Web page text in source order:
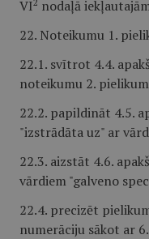
VI nodaļā
22. Noteikumu 1.
22.1. svītrot 4.4.
noteikumu 2.
22.2. papildināt 4.5.
"izstrādāta uz" ar
22.3. aizstāt 4.6.
vārdiem "galveno
22.4. precizēt
numerāciju sākot ar